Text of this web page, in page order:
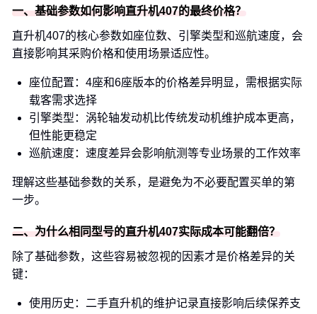
一、基础参数如何影响直升机407的最终价格？
直升机407的核心参数如座位数、引擎类型和巡航速度，会
直接影响其采购价格和使用场景适应性。
座位配置：4座和6座版本的价格差异明显，需根据实际
载客需求选择
引擎类型：涡轮轴发动机比传统发动机维护成本更高，
但性能更稳定
巡航速度：速度差异会影响航测等专业场景的工作效率
理解这些基础参数的关系，是避免为不必要配置买单的第
一步。
二、为什么相同型号的直升机407实际成本可能翻倍？
除了基础参数，这些容易被忽视的因素才是价格差异的关
键：
使用历史：二手直升机的维护记录直接影响后续保养支